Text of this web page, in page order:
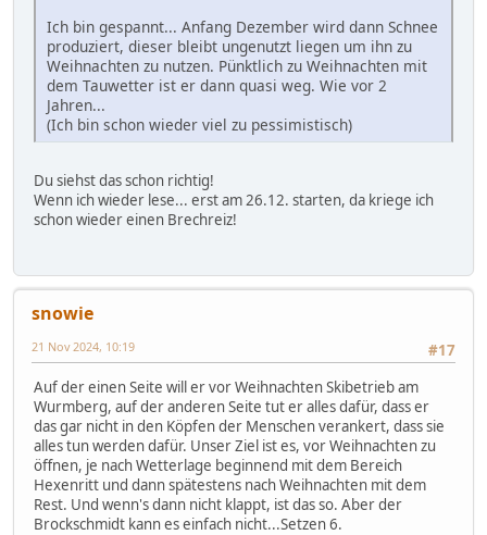
Ich bin gespannt... Anfang Dezember wird dann Schnee
produziert, dieser bleibt ungenutzt liegen um ihn zu
Weihnachten zu nutzen. Pünktlich zu Weihnachten mit
dem Tauwetter ist er dann quasi weg. Wie vor 2
Jahren...
(Ich bin schon wieder viel zu pessimistisch)
Du siehst das schon richtig!
Wenn ich wieder lese... erst am 26.12. starten, da kriege ich
schon wieder einen Brechreiz!
snowie
#17
21 Nov 2024, 10:19
Auf der einen Seite will er vor Weihnachten Skibetrieb am
Wurmberg, auf der anderen Seite tut er alles dafür, dass er
das gar nicht in den Köpfen der Menschen verankert, dass sie
alles tun werden dafür. Unser Ziel ist es, vor Weihnachten zu
öffnen, je nach Wetterlage beginnend mit dem Bereich
Hexenritt und dann spätestens nach Weihnachten mit dem
Rest. Und wenn's dann nicht klappt, ist das so. Aber der
Brockschmidt kann es einfach nicht...Setzen 6.